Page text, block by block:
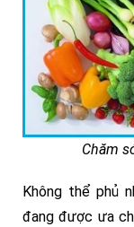
Chăm
Không thể phủ
đang được ưa